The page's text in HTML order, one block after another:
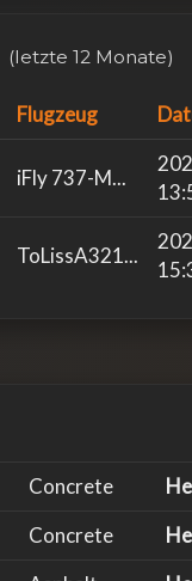
(letzte 12 Monate)
Flugzeug
iFly 737-M...
ToLissA321...
Concrete
Concrete